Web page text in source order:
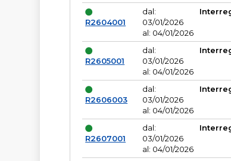
R2604001
dal:
03/01/2026
al: 04/01/2026
R2605001
dal:
03/01/2026
al: 04/01/2026
R2606003
dal:
03/01/2026
al: 04/01/2026
R2607001
dal:
03/01/2026
al: 04/01/2026